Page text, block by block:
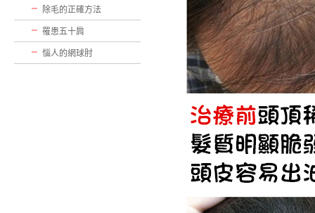
除毛的正確方法
罹患五十肩
惱人的網球肘